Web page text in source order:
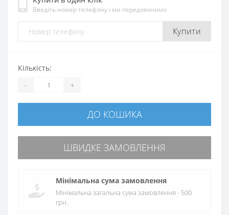
Введіть номер телефону і ми передзвонимо
Купити
Кількість:
- +
ДО КОШИКА
ШВИДКЕ ЗАМОВЛЕННЯ
Мінімальна сума замовлення
Мінімальна загальна сума замовлення - 500
грн.